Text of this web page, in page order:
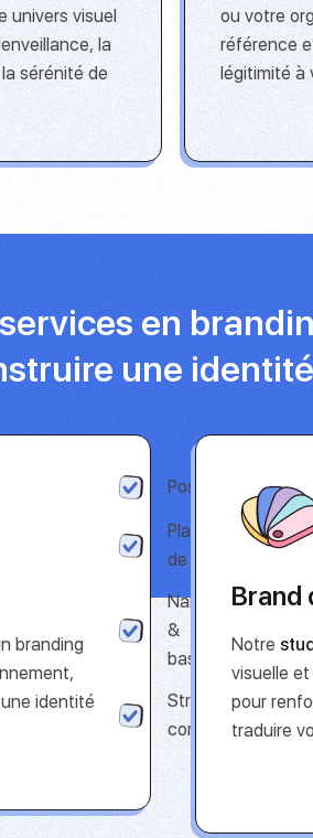
univers visuel
la
sérénité de
ou votre
référence
légitimité à
en
une
branding
identité
Positionnement
Plateforme
de marque
Naming
&
baseline
Stratégie de
communication
Brand
Notre
visuelle
pour
traduire